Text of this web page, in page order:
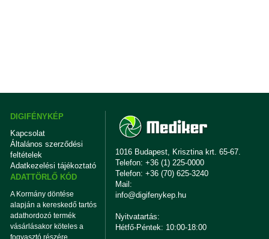
DIGIFÉNYKÉP
Kapcsolat
Általános szerződési
feltételek
Adatkezelési tájékoztató
ADATTÖRLŐ KÓD
A Kormány döntése
alapján a kereskedő tartós
adathordozó termék
vásárlásakor köteles a
fogyasztó részére
1016 Budapest, Krisztina krt. 65-67.
Telefon: +36 (1) 225-0000
Telefon: +36 (70) 625-3240
Mail:
info@digifenykep.hu
Nyitvatartás:
Hétfő-Péntek: 10:00-18:00